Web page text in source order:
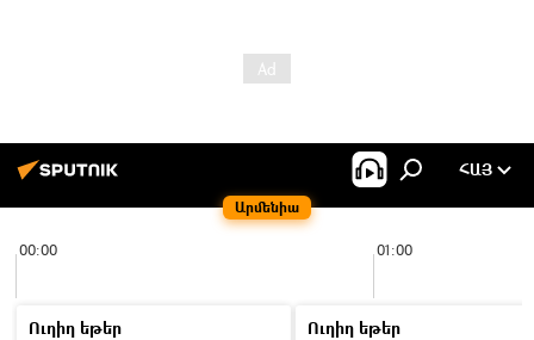
Արմենիա
ՀԱՅ
00:00 01:00
Ուղիղ եթեր
Ուղիղ եթեր